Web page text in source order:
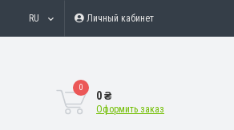
RU Личный кабинет
0
0 ₴
Оформить заказ